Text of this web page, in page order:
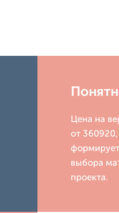
Цена на
от 360920,
выбора
проекта.